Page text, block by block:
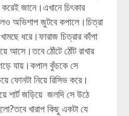
জানে।এখানে চিৎকার
অভিশাপ জুটবে কপালে।চিত্রা
ধরে।ফারাজ চিত্রার কাঁপা
আসে।তবে ঠোঁটে ঠোঁট রাখার
যায়।কপাল কুঁচকে সে
ফোনটা নিয়ে রিসিভ করে।
শার্ট জড়িয়ে জলদি সে উঠে
খারাপ কিছু একটা যে